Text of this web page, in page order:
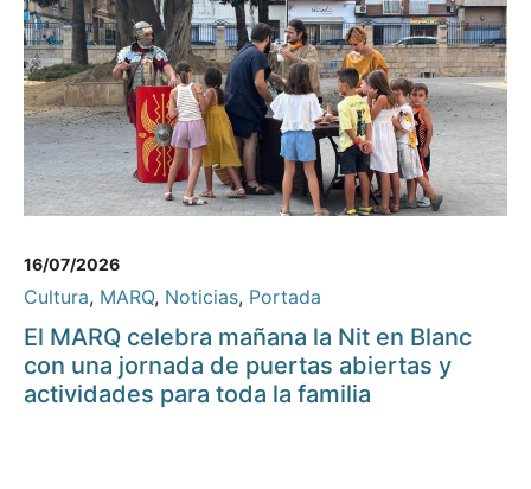
16/07/2026
Cultura, MARQ, Noticias, Portada
El MARQ celebra mañana la Nit en Blanc
con una jornada de puertas abiertas y
actividades para toda la familia